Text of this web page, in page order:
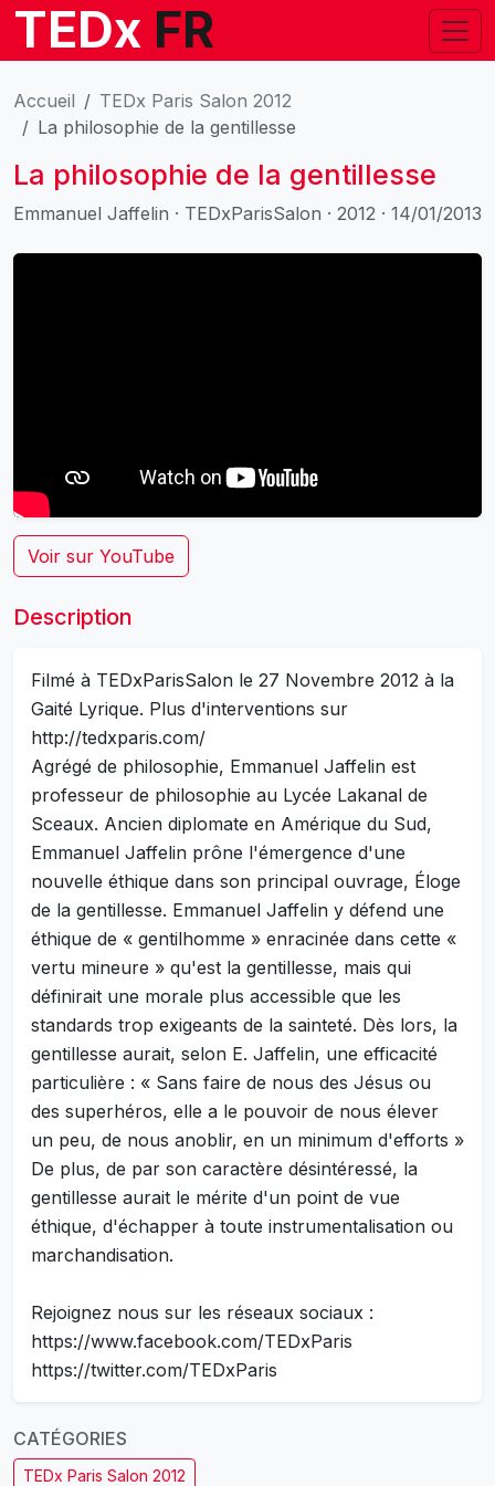
TEDx FR
Accueil
TEDx Paris Salon 2012
La philosophie de la gentillesse
La philosophie de la gentillesse
Emmanuel Jaffelin · TEDxParisSalon · 2012 · 14/01/2013
Voir sur YouTube
Description
Filmé à TEDxParisSalon le 27 Novembre 2012 à la
Gaité Lyrique. Plus d'interventions sur
http://tedxparis.com/
Agrégé de philosophie, Emmanuel Jaffelin est
professeur de philosophie au Lycée Lakanal de
Sceaux. Ancien diplomate en Amérique du Sud,
Emmanuel Jaffelin prône l'émergence d'une
nouvelle éthique dans son principal ouvrage, Éloge
de la gentillesse. Emmanuel Jaffelin y défend une
éthique de « gentilhomme » enracinée dans cette «
vertu mineure » qu'est la gentillesse, mais qui
définirait une morale plus accessible que les
standards trop exigeants de la sainteté. Dès lors, la
gentillesse aurait, selon E. Jaffelin, une efficacité
particulière : « Sans faire de nous des Jésus ou
des superhéros, elle a le pouvoir de nous élever
un peu, de nous anoblir, en un minimum d'efforts »
De plus, de par son caractère désintéressé, la
gentillesse aurait le mérite d'un point de vue
éthique, d'échapper à toute instrumentalisation ou
marchandisation.
Rejoignez nous sur les réseaux sociaux :
https://www.facebook.com/TEDxParis
https://twitter.com/TEDxParis
CATÉGORIES
TEDx Paris Salon 2012